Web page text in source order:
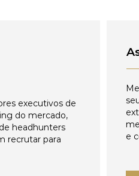
executivos de
do mercado,
headhunters
recrutar para
e